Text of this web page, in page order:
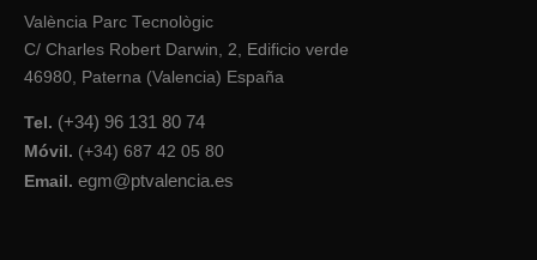
València Parc Tecnològic
C/ Charles Robert Darwin, 2, Edificio verde
46980, Paterna (Valencia) España
Tel. (+34) 96 131 80 74
Móvil. (+34) 687 42 05 80
Email. egm@ptvalencia.es